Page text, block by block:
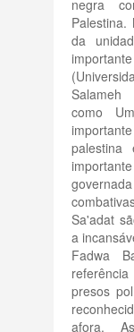
negra
Palestina.
da
Salameh
como
Sa'adat
a
Fadwa
presos
afora. As